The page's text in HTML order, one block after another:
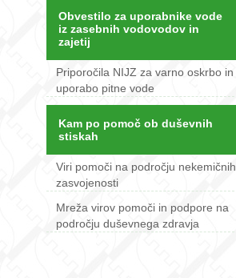
Obvestilo za uporabnike vode
iz zasebnih vodovodov in
zajetij
Priporočila NIJZ za varno oskrbo in
uporabo pitne vode
Kam po pomoč ob duševnih
stiskah
Viri pomoči na področju nekemičnih
zasvojenosti
Mreža virov pomoči in podpore na
področju duševnega zdravja